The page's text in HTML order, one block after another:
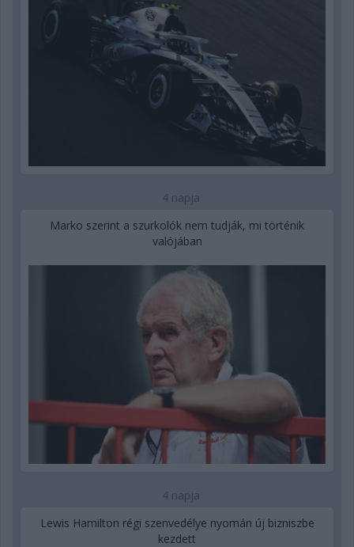
4 napja
Marko szerint a szurkolók nem tudják, mi történik
valójában
4 napja
Lewis Hamilton régi szenvedélye nyomán új bizniszbe
kezdett